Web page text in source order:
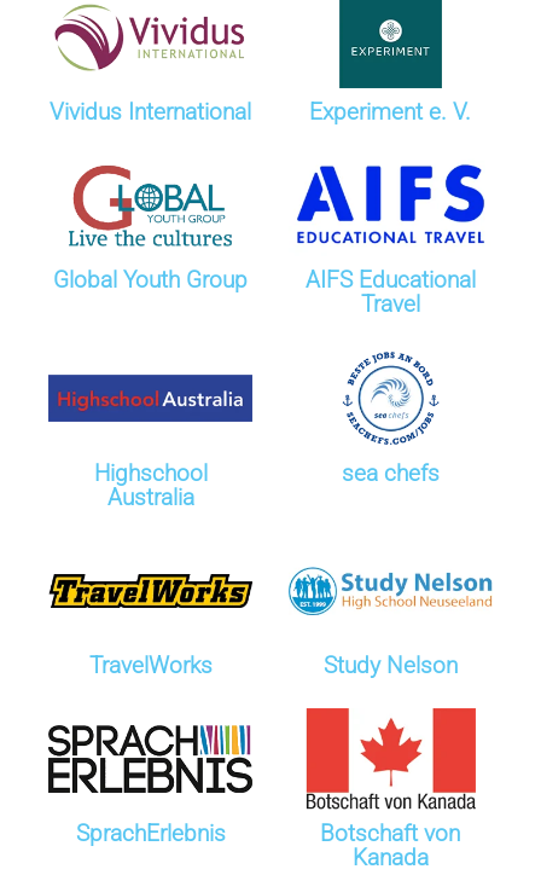
Vividus International Experiment e. V.
Global Youth Group
AIFS Educational
Travel
Highschool
Australia
sea chefs
TravelWorks Study Nelson
SprachErlebnis
Botschaft von
Kanada